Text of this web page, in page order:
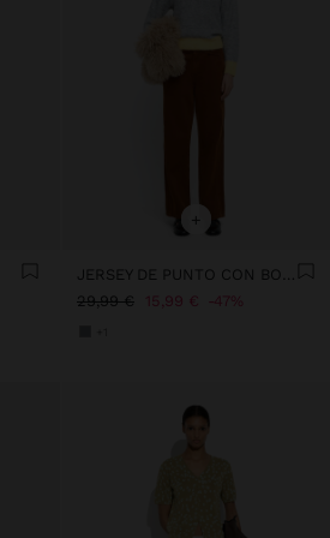
+
JERSEY DE PUNTO CON BORDES CONTRASTANTES
29,99 €
15,99 € 47%